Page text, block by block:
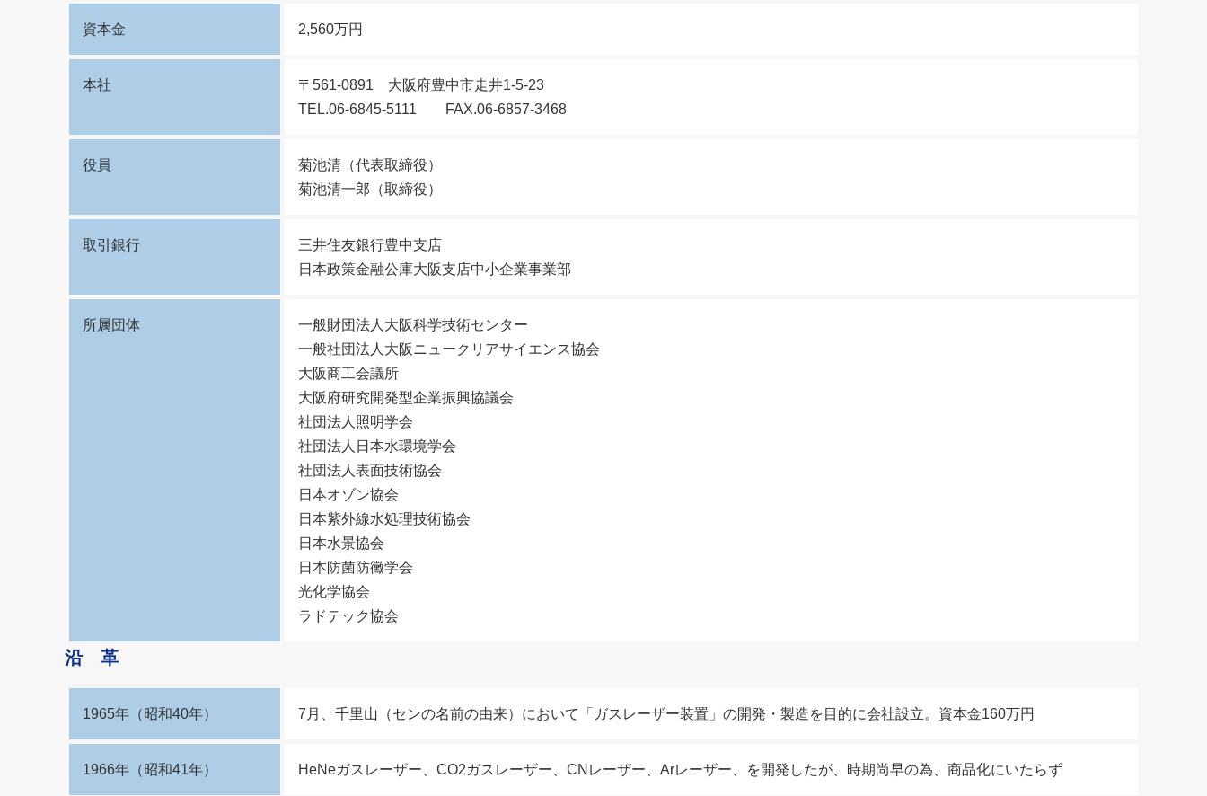
資本金 2,560万円
本社
〒561-0891 大阪府豊中市走井1-5-23
TEL.06-6845-5111 FAX.06-6857-3468
役員
菊池清（代表取締役）
菊池清一郎（取締役）
取引銀行
三井住友銀行豊中支店
日本政策金融公庫大阪支店中小企業事業部
所属団体
一般財団法人大阪科学技術センター
一般社団法人大阪ニュークリアサイエンス協会
大阪商工会議所
大阪府研究開発型企業振興協議会
社団法人照明学会
社団法人日本水環境学会
社団法人表面技術協会
日本オゾン協会
日本紫外線水処理技術協会
日本水景協会
日本防菌防黴学会
光化学協会
ラドテック協会
沿 革
1965年（昭和40年） 7月、千里山（センの名前の由来）において「ガスレーザー装置」の開発・製造を目的に会社設立。資本金160万円
1966年（昭和41年） HeNeガスレーザー、CO2ガスレーザー、CNレーザー、Arレーザー、を開発したが、時期尚早の為、商品化にいたらず